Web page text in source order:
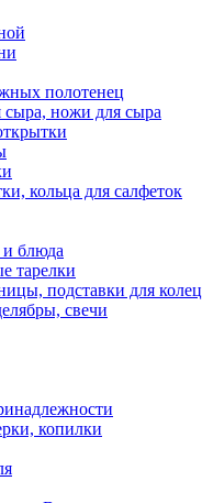
полотенец
сыра, ножи для сыра
кольца для салфеток
блюда
тарелки
подставки для колец
свечи
копилки